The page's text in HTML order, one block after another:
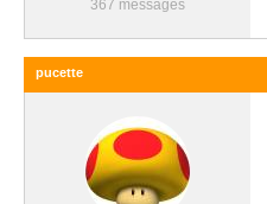
367 messages
pucette